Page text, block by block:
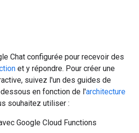
Chat configurée pour recevoir des
et y répondre. Pour créer une
suivez l'un des guides de
en fonction de l'architecture
souhaitez utiliser :
Google Cloud Functions